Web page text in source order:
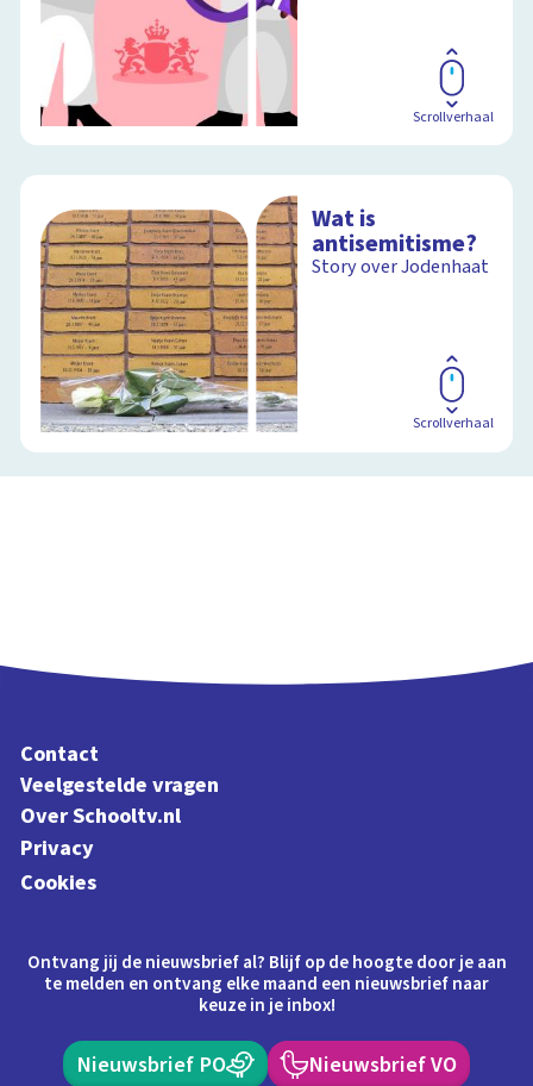
Scrollverhaal
Wat is
antisemitisme?
Story over Jodenhaat
Scrollverhaal
Contact
Veelgestelde vragen
Over Schooltv.nl
Privacy
Cookies
Ontvang jij de nieuwsbrief al? Blijf op de hoogte door je aan
te melden en ontvang elke maand een nieuwsbrief naar
keuze in je inbox!
Nieuwsbrief PO Nieuwsbrief VO